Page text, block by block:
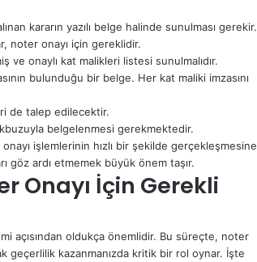
kararın yazılı belge halinde sunulması gerekir.
noter onayı için gereklidir.
onaylı kat malikleri listesi sunulmalıdır.
bulunduğu bir belge. Her kat maliki imzasını
de talep edilecektir.
belgelenmesi gerekmektedir.
işlemlerinin hızlı bir şekilde gerçekleşmesine
göz ardı etmemek büyük önem taşır.
Onayı İçin Gerekli
açısından oldukça önemlidir. Bu süreçte, noter
geçerlilik kazanmanızda kritik bir rol oynar. İşte